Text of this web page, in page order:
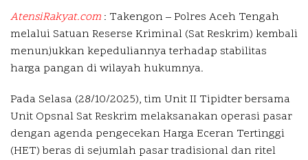
AtensiRakyat.com : Takengon – Polres Aceh Tengah
melalui Satuan Reserse Kriminal (Sat Reskrim) kembali
menunjukkan kepeduliannya terhadap stabilitas
harga pangan di wilayah hukumnya.
Pada Selasa (28/10/2025), tim Unit II Tipidter bersama
Unit Opsnal Sat Reskrim melaksanakan operasi pasar
dengan agenda pengecekan Harga Eceran Tertinggi
(HET) beras di sejumlah pasar tradisional dan ritel